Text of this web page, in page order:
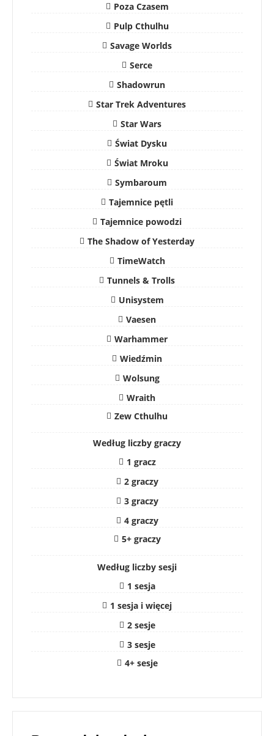
Poza Czasem
Pulp Cthulhu
Savage Worlds
Serce
Shadowrun
Star Trek Adventures
Star Wars
Świat Dysku
Świat Mroku
Symbaroum
Tajemnice pętli
Tajemnice powodzi
The Shadow of Yesterday
TimeWatch
Tunnels & Trolls
Unisystem
Vaesen
Warhammer
Wiedźmin
Wolsung
Wraith
Zew Cthulhu
Według liczby graczy
1 gracz
2 graczy
3 graczy
4 graczy
5+ graczy
Według liczby sesji
1 sesja
1 sesja i więcej
2 sesje
3 sesje
4+ sesje